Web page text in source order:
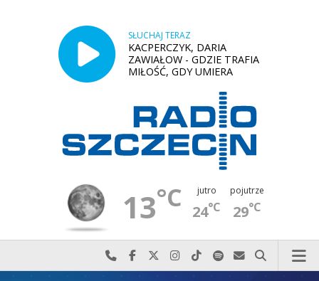
SŁUCHAJ TERAZ
KACPERCZYK, DARIA
ZAWIAŁOW - GDZIE TRAFIA
MIŁOŚĆ, GDY UMIERA
13°C jutro
24°C
pojutrze
29°C
Najlepiej po prostu do nas zadzwoń
Odwiedź nas na Facebook-u
Odwiedź nas na X
Odwiedź nas na Instagram-ie
Odwiedź nas na TikTok-u
Szukaj nas na Spotify
Wyślij do nas
Szukaj